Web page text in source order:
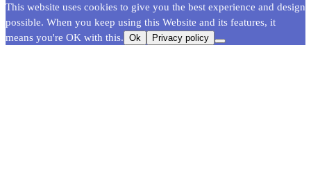
This website uses cookies to give you the best experience and design
possible. When you keep using this Website and its features, it
means you're OK with this. Ok Privacy policy